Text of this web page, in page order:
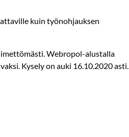
kuin työnohjauksen
Webropol-alustalla
Kysely on auki 16.10.2020 asti.